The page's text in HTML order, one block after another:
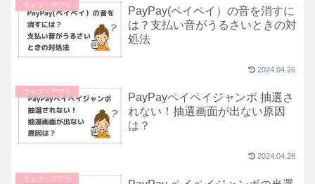
ウェブ・アプリ
PayPay(ペイペイ）の音を消すに
は？支払い音がうるさいときの対
処法
2024.04.26
ウェブ・アプリ
PayPayペイペイジャンボ 抽選さ
れない！抽選画面が出ない原因
は？
2024.04.26
ウェブ・アプリ